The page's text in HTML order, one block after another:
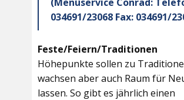
034691/23068 Fax: 034691/
Feste/Feiern/Traditionen
Höhepunkte sollen zu
wachsen aber auch Raum für
lassen. So gibt es jährlich einen